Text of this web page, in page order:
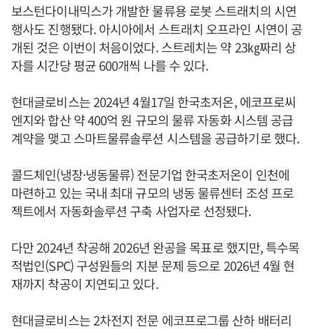
보스턴다이내믹스가 개발한 물류용 로봇 스트래치의 시연
행사도 진행됐다. 아시아에서 스트래치 오프라인 시연이 공
개된 것은 이번이 처음이었다. 스트레치는 약 23㎏짜리 상
자를 시간당 평균 600개씩 나를 수 있다.
현대글로비스는 2024년 4월17일 한국초저온, 에코프로씨
엔지와 합산 약 400억 원 규모의 물류 자동화 시스템 공급
계약을 맺고 스마트물류솔루션 시스템을 공급하기로 했다.
콜드체인(냉장·냉동물류) 전문기업 한국초저온이 인천에
마련하고 있는 국내 최대 규모의 냉동 물류센터 조성 프로
젝트에서 자동화솔루션 구축 사업자로 선정됐다.
다만 2024년 착공해 2026년 완공을 목표로 했지만, 특수목
적법인(SPC) 구성원들의 지분 문제 등으로 2026년 4월 현
재까지 착공이 지연되고 있다.
현대글로비스는 2차전지 전문 에코프로그룹 산하 배터리